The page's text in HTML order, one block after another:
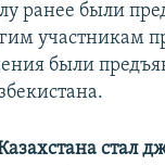
ранее были
участникам
были
стал